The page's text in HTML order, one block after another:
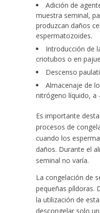
Adición de
muestra seminal,
produzcan daños
espermatozoides.
Introducción de
criotubos o en
Descenso
Almacenaje de
nitrógeno líquido, a
Es importante
procesos de
cuando los
daños. Durante el
seminal no varía.
La congelación de
pequeñas píldoras.
la utilización de
descongelar solo